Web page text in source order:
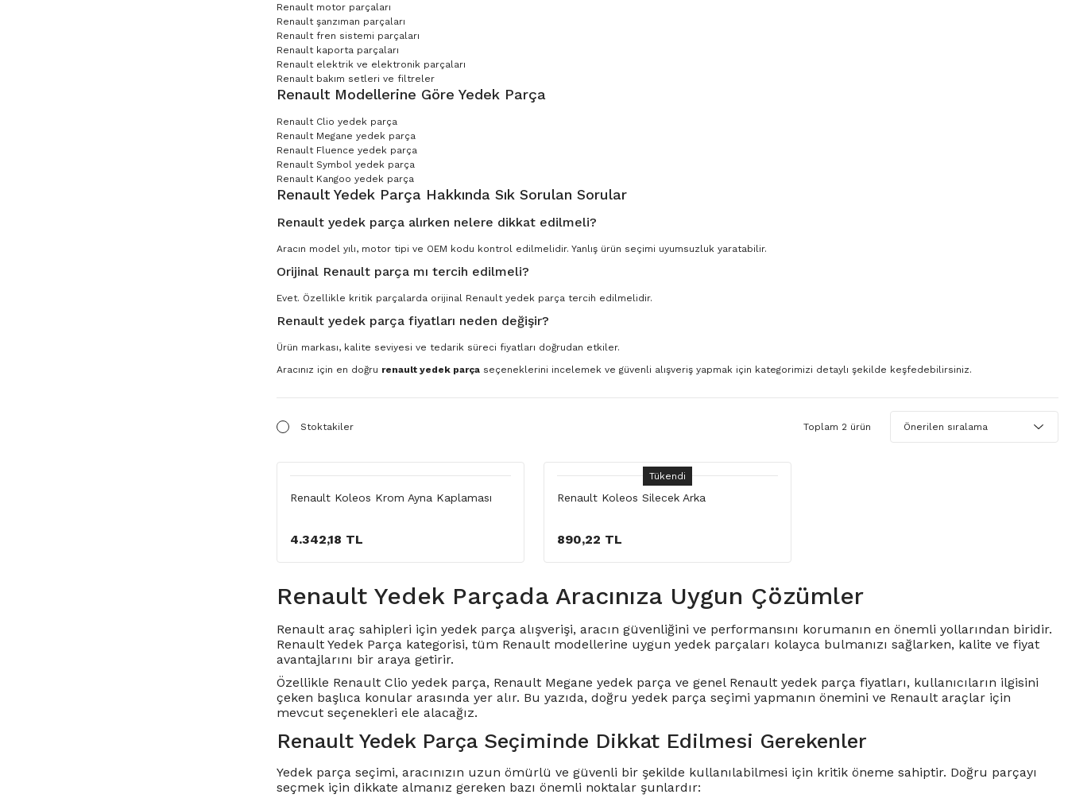
Renault motor parçaları
Renault şanzıman parçaları
Renault fren sistemi parçaları
Renault kaporta parçaları
Renault elektrik ve elektronik parçaları
Renault bakım setleri ve filtreler
Renault Modellerine Göre Yedek Parça
Renault Clio yedek parça
Renault Megane yedek parça
Renault Fluence yedek parça
Renault Symbol yedek parça
Renault Kangoo yedek parça
Renault Yedek Parça Hakkında Sık Sorulan Sorular
Renault yedek parça alırken nelere dikkat edilmeli?
Aracın model yılı, motor tipi ve OEM kodu kontrol edilmelidir. Yanlış ürün seçimi uyumsuzluk yaratabilir.
Orijinal Renault parça mı tercih edilmeli?
Evet. Özellikle kritik parçalarda orijinal Renault yedek parça tercih edilmelidir.
Renault yedek parça fiyatları neden değişir?
Ürün markası, kalite seviyesi ve tedarik süreci fiyatları doğrudan etkiler.
Aracınız için en doğru renault yedek parça seçeneklerini incelemek ve güvenli alışveriş yapmak için kategorimizi detaylı şekilde keşfedebilirsiniz.
Stoktakiler Toplam 2 ürün
Renault Koleos Krom Ayna Kaplaması
4.342,18 TL
Tükendi
Renault Koleos Silecek Arka
890,22 TL
Renault Yedek Parçada Aracınıza Uygun Çözümler
Renault araç sahipleri için yedek parça alışverişi, aracın güvenliğini ve performansını korumanın en önemli yollarından biridir.
Renault Yedek Parça kategorisi, tüm Renault modellerine uygun yedek parçaları kolayca bulmanızı sağlarken, kalite ve fiyat
avantajlarını bir araya getirir.
Özellikle Renault Clio yedek parça, Renault Megane yedek parça ve genel Renault yedek parça fiyatları, kullanıcıların ilgisini
çeken başlıca konular arasında yer alır. Bu yazıda, doğru yedek parça seçimi yapmanın önemini ve Renault araçlar için
mevcut seçenekleri ele alacağız.
Renault Yedek Parça Seçiminde Dikkat Edilmesi Gerekenler
Yedek parça seçimi, aracınızın uzun ömürlü ve güvenli bir şekilde kullanılabilmesi için kritik öneme sahiptir. Doğru parçayı
seçmek için dikkate almanız gereken bazı önemli noktalar şunlardır: